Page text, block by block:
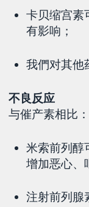
卡贝缩宫素
有影响；
我們对其他
不良反应
与催产素相比：
米索前列醇
增加恶心、
注射前列腺